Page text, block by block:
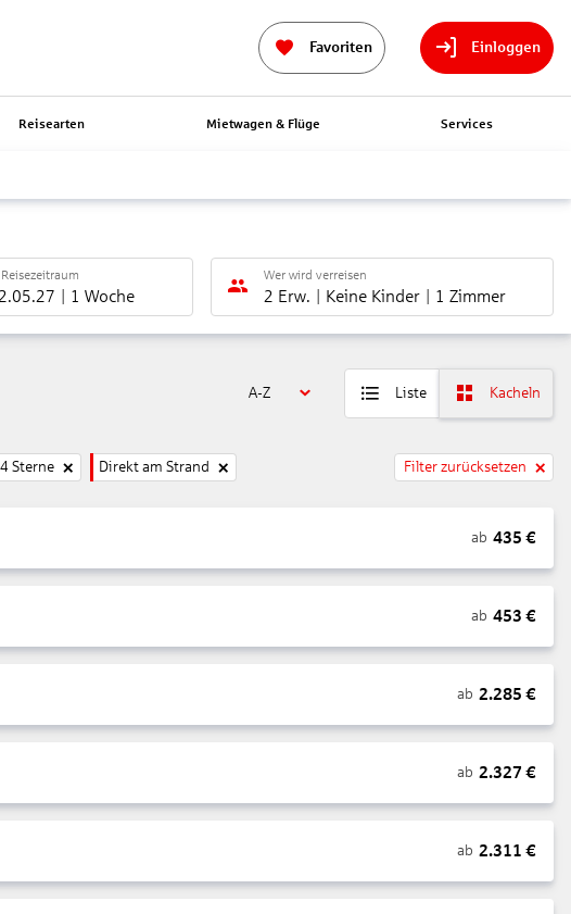
Favoriten Einloggen
Reisearten Mietwagen & Flüge Services
1 Woche
Wer wird verreisen
2 Erw. Keine Kinder 1 Zimmer
A-Z Liste Kacheln
Sterne Direkt am Strand Filter zurücksetzen
ab 435 €
ab 453 €
ab 2.285 €
ab 2.327 €
ab 2.311 €